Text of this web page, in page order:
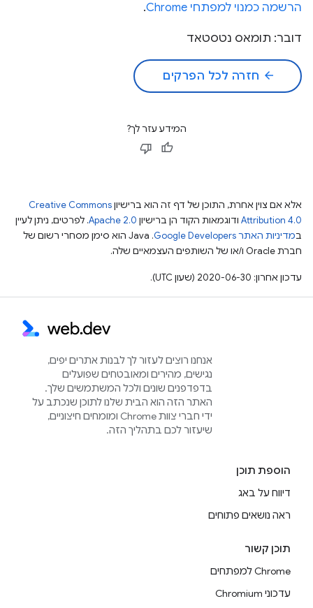
הרשמה כמנוי למפתחי Chrome .
דובר: תומאס נטסטאד
arrow_back חזרה לכל הפרקים
המידע עזר לך?
אלא אם צוין אחרת, התוכן של דף זה הוא ברישיוןCreative Commons
Attribution 4.0 ודוגמאות הקוד הן ברישיון Apache 2.0. לפרטים, ניתן לעיין
במדיניות האתר Google Developers‏
.‏ Java הוא סימן מסחרי רשום של
חברת Oracle ו/או של השותפים העצמאיים שלה.
עדכון אחרון: 2020-06-30 (שעון UTC).
אנחנו רוצים לעזור לך לבנות אתרים יפים,
נגישים, מהירים ומאובטחים שפועלים
בדפדפנים שונים ולכל המשתמשים שלך.
האתר הזה הוא הבית שלנו לתוכן שנכתב על
ידי חברי צוות Chrome ומומחים חיצוניים,
שיעזור לכם בתהליך הזה.
הוספת תוכן
דיווח על באג
ראה נושאים פתוחים
תוכן קשור
Chrome למפתחים
עדכוני Chromium